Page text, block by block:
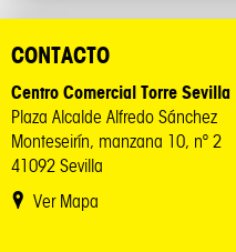
CONTACTO
Centro Comercial Torre Sevilla
Plaza Alcalde Alfredo Sánchez
Monteseirín, manzana 10, nº 2
41092 Sevilla
Ver Mapa